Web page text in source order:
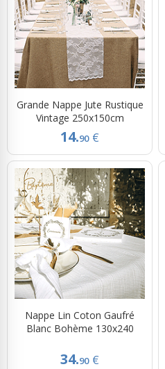
Grande Nappe Jute Rustique
Vintage 250x150cm
14.90 €
Nappe Lin Coton Gaufré
Blanc Bohème 130x240
34.90 €